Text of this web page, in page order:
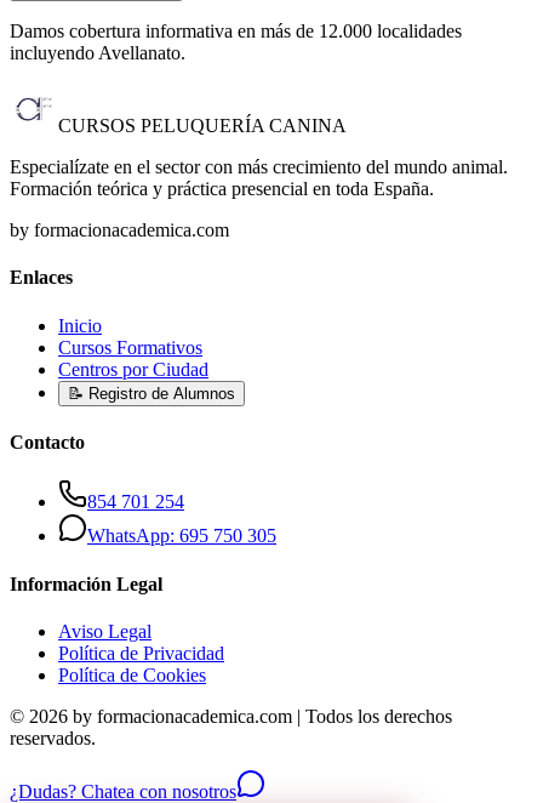
Damos cobertura informativa en más de 12.000 localidades
incluyendo Avellanato.
CURSOS PELUQUERÍA CANINA
Especialízate en el sector con más crecimiento del mundo animal.
Formación teórica y práctica presencial en toda España.
by formacionacademica.com
Enlaces
Inicio
Cursos Formativos
Centros por Ciudad
📝 Registro de Alumnos
Contacto
854 701 254
WhatsApp: 695 750 305
Información Legal
Aviso Legal
Política de Privacidad
Política de Cookies
© 2026 by formacionacademica.com | Todos los derechos
reservados.
¿Dudas? Chatea con nosotros